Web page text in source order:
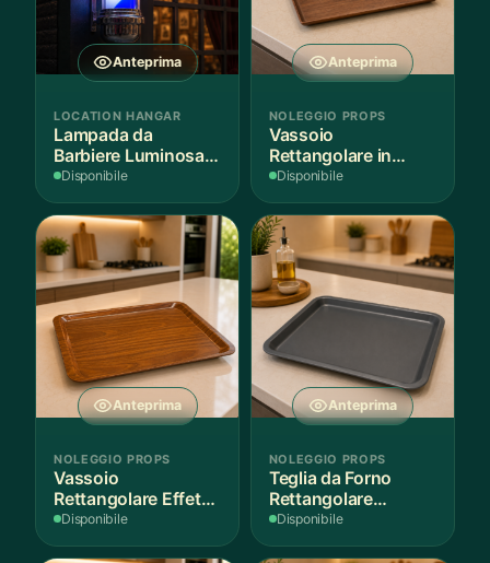
Anteprima
LOCATION HANGAR
Lampada da
Barbiere Luminosa
Rotante
Disponibile
Anteprima
NOLEGGIO PROPS
Vassoio
Rettangolare in
Legno Scuro
Disponibile
Anteprima
NOLEGGIO PROPS
Vassoio
Rettangolare Effetto
Legno
Disponibile
Anteprima
NOLEGGIO PROPS
Teglia da Forno
Rettangolare
Antiaderente
Disponibile